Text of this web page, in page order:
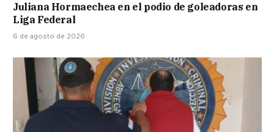
Juliana Hormaechea en el podio de goleadoras en
Liga Federal
6 de agosto de 2026